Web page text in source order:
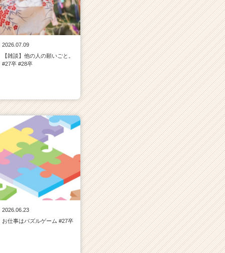
2026.07.09
【雑談】他の人の願いごと。
#27卒 #28卒
2026.06.23
お仕事はパズルゲーム #27卒